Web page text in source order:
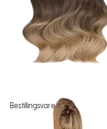
Bestillingsvare